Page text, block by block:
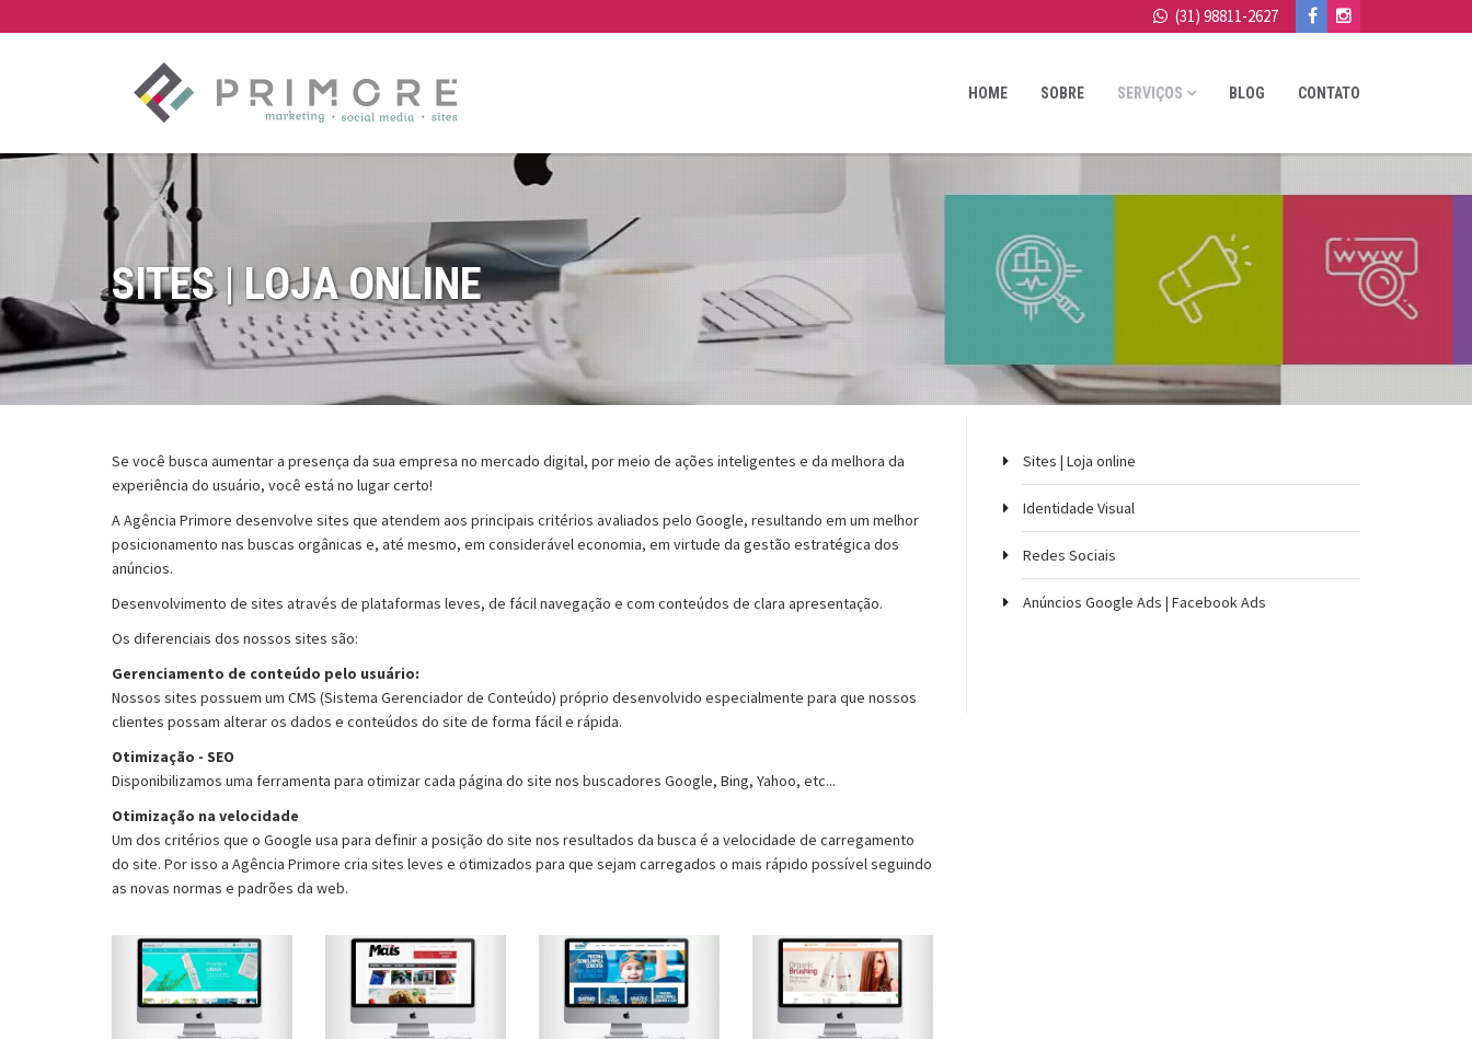
(31) 98811-2627
HOME SOBRE SERVIÇOS BLOG CONTATO
SITES | LOJA ONLINE
Se você busca aumentar a presença da sua empresa no mercado digital, por meio de ações inteligentes e da melhora da
experiência do usuário, você está no lugar certo!
A Agência Primore desenvolve sites que atendem aos principais critérios avaliados pelo Google, resultando em um melhor
posicionamento nas buscas orgânicas e, até mesmo, em considerável economia, em virtude da gestão estratégica dos
anúncios.
Desenvolvimento de sites através de plataformas leves, de fácil navegação e com conteúdos de clara apresentação.
Os diferenciais dos nossos sites são:
Gerenciamento de conteúdo pelo usuário:
Nossos sites possuem um CMS (Sistema Gerenciador de Conteúdo) próprio desenvolvido especialmente para que nossos
clientes possam alterar os dados e conteúdos do site de forma fácil e rápida.
Otimização - SEO
Disponibilizamos uma ferramenta para otimizar cada página do site nos buscadores Google, Bing, Yahoo, etc...
Otimização na velocidade
Um dos critérios que o Google usa para definir a posição do site nos resultados da busca é a velocidade de carregamento
do site. Por isso a Agência Primore cria sites leves e otimizados para que sejam carregados o mais rápido possível seguindo
as novas normas e padrões da web.
Sites | Loja online
Identidade Visual
Redes Sociais
Anúncios Google Ads | Facebook Ads